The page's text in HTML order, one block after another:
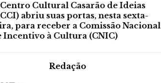
Cultural Casarão de Ideias
abriu suas portas, nesta sexta-
para receber a Comissão Nacional
Incentivo à Cultura (CNIC)
Redação